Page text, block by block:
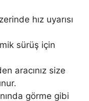
hız uyarısı
sürüş için
aracınız size
görme gibi